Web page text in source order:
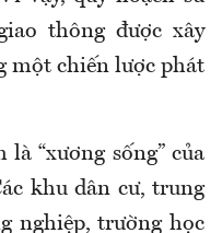
thông được xây
một chiến lược phát
“xương sống” của
khu dân cư, trung
nghiệp, trường học